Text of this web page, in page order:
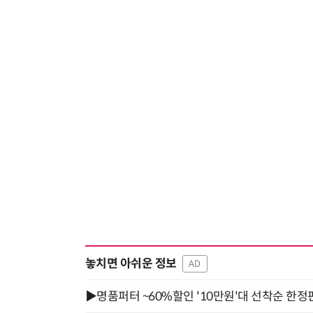
놓치면 아쉬운 정보 AD
▶명품퍼터 ~60%할인 '10만원'대 선착순 한정